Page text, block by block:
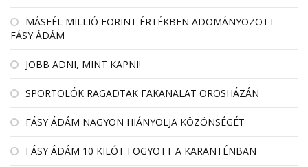
MÁSFÉL MILLIÓ FORINT ÉRTÉKBEN ADOMÁNYOZOTT
FÁSY ÁDÁM
JOBB ADNI, MINT KAPNI!
SPORTOLÓK RAGADTAK FAKANALAT OROSHÁZÁN
FÁSY ÁDÁM NAGYON HIÁNYOLJA KÖZÖNSÉGÉT
FÁSY ÁDÁM 10 KILÓT FOGYOTT A KARANTÉNBAN